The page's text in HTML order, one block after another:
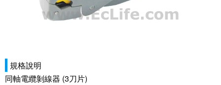
規格說明
同軸電纜剝線器 (3刀片)